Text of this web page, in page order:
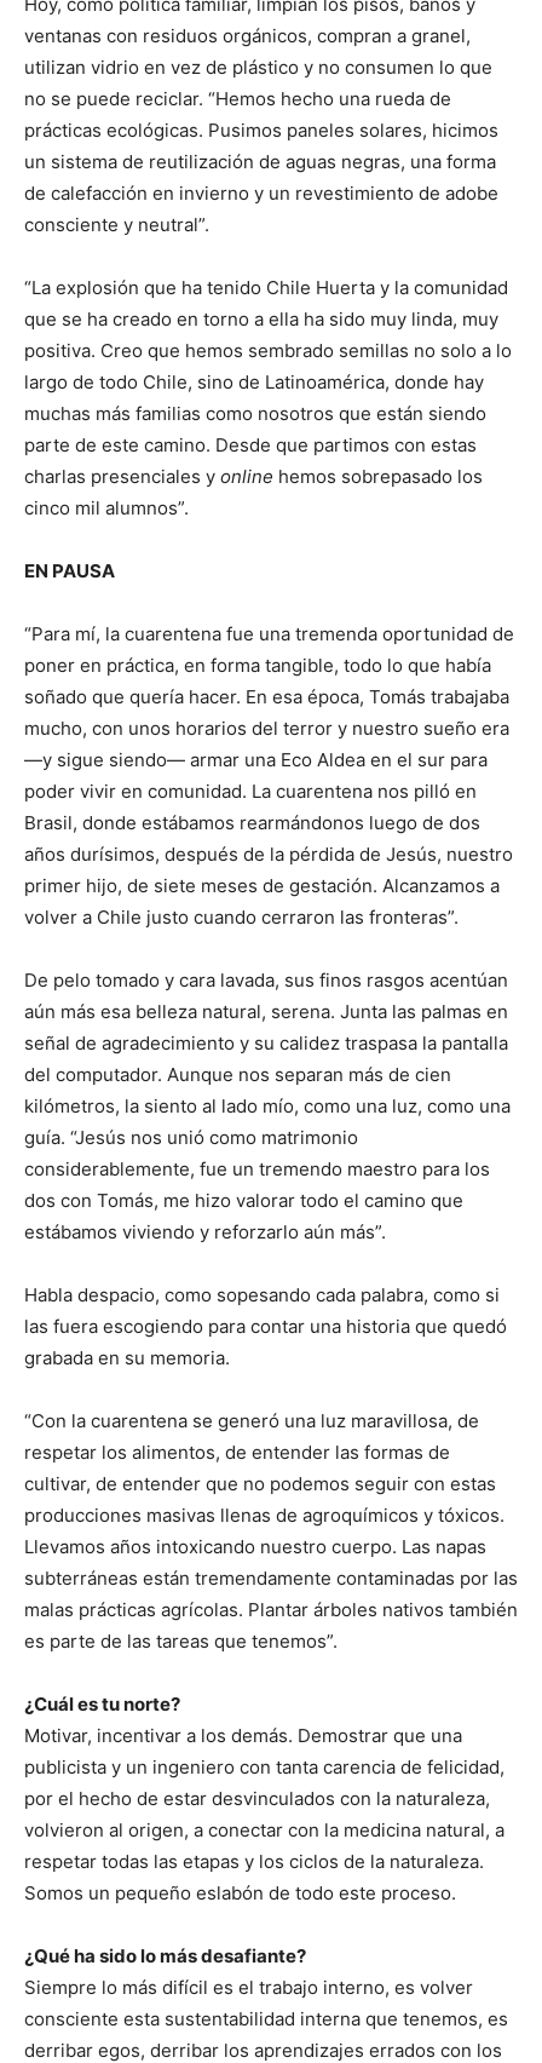
ventanas con residuos orgánicos, compran a granel,
utilizan vidrio en vez de plástico y no consumen lo que
no se puede reciclar. “Hemos hecho una rueda de
prácticas ecológicas. Pusimos paneles solares, hicimos
un sistema de reutilización de aguas negras, una forma
de calefacción en invierno y un revestimiento de adobe
consciente y neutral”.
“La explosión que ha tenido Chile Huerta y la comunidad
que se ha creado en torno a ella ha sido muy linda, muy
positiva. Creo que hemos sembrado semillas no solo a lo
largo de todo Chile, sino de Latinoamérica, donde hay
muchas más familias como nosotros que están siendo
parte de este camino. Desde que partimos con estas
charlas presenciales y online hemos sobrepasado los
cinco mil alumnos”.
EN PAUSA
“Para mí, la cuarentena fue una tremenda oportunidad de
poner en práctica, en forma tangible, todo lo que había
soñado que quería hacer. En esa época, Tomás trabajaba
mucho, con unos horarios del terror y nuestro sueño era
—y sigue siendo— armar una Eco Aldea en el sur para
poder vivir en comunidad. La cuarentena nos pilló en
Brasil, donde estábamos rearmándonos luego de dos
años durísimos, después de la pérdida de Jesús, nuestro
primer hijo, de siete meses de gestación. Alcanzamos a
volver a Chile justo cuando cerraron las fronteras”.
De pelo tomado y cara lavada, sus finos rasgos acentúan
aún más esa belleza natural, serena. Junta las palmas en
señal de agradecimiento y su calidez traspasa la pantalla
del computador. Aunque nos separan más de cien
kilómetros, la siento al lado mío, como una luz, como una
guía. “Jesús nos unió como matrimonio
considerablemente, fue un tremendo maestro para los
dos con Tomás, me hizo valorar todo el camino que
estábamos viviendo y reforzarlo aún más”.
Habla despacio, como sopesando cada palabra, como si
las fuera escogiendo para contar una historia que quedó
grabada en su memoria.
“Con la cuarentena se generó una luz maravillosa, de
respetar los alimentos, de entender las formas de
cultivar, de entender que no podemos seguir con estas
producciones masivas llenas de agroquímicos y tóxicos.
Llevamos años intoxicando nuestro cuerpo. Las napas
subterráneas están tremendamente contaminadas por las
malas prácticas agrícolas. Plantar árboles nativos también
es parte de las tareas que tenemos”.
¿Cuál es tu norte?
Motivar, incentivar a los demás. Demostrar que una
publicista y un ingeniero con tanta carencia de felicidad,
por el hecho de estar desvinculados con la naturaleza,
volvieron al origen, a conectar con la medicina natural, a
respetar todas las etapas y los ciclos de la naturaleza.
Somos un pequeño eslabón de todo este proceso.
¿Qué ha sido lo más desafiante?
Siempre lo más difícil es el trabajo interno, es volver
consciente esta sustentabilidad interna que tenemos, es
derribar egos, derribar los aprendizajes errados con los